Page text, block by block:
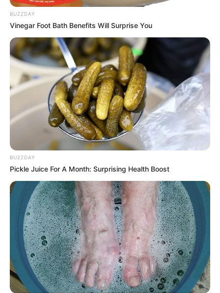
14:59 / 06 Avqust 2026 HÜQUQ
İşçini ərizə yazmağa məcbur etmək
Hüquqşünas açıqladı
99
14:58 / 06 Avqust 2026 CƏMİYYƏT
BUZZDAY
Vinegar Foot Bath Benefits Will Surprise You
BUZZDAY
Pickle Juice For A Month: Surprising Health Boost